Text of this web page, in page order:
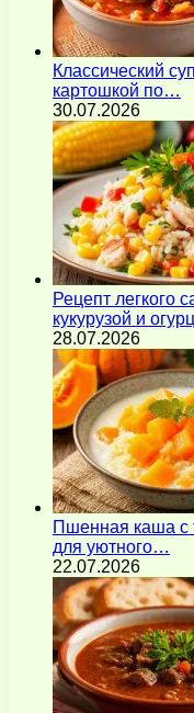
Классический
картошкой по…
30.07.2026
Рецепт легкого
кукурузой и
28.07.2026
Пшенная каша с
для уютного…
22.07.2026